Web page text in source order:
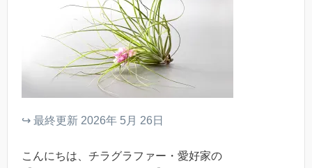
↪︎ 最終更新 2026年 5月 26日
こんにちは、チラグラファー・愛好家の